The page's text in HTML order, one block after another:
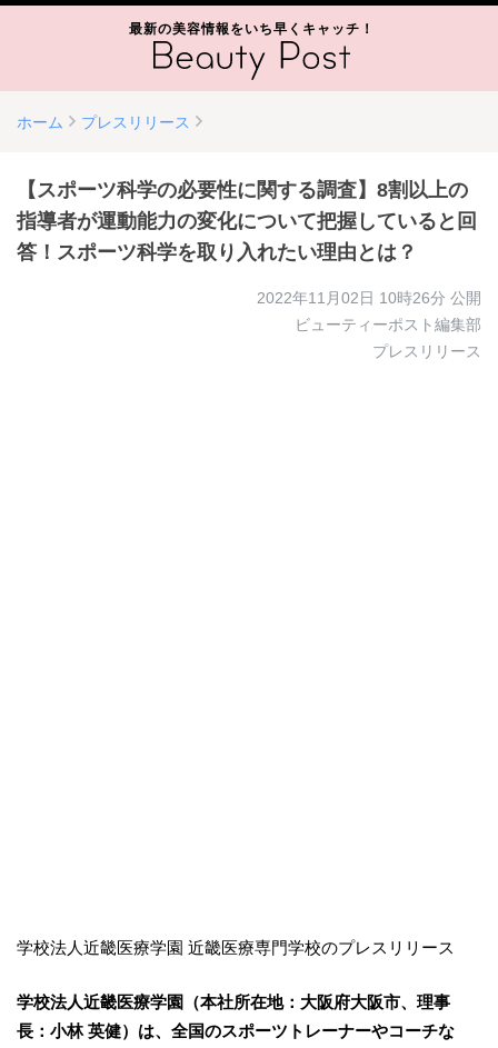
最新の美容情報をいち早くキャッチ！
ホーム プレスリリース
【スポーツ科学の必要性に関する調査】8割以上の
指導者が運動能力の変化について把握していると回
答！スポーツ科学を取り入れたい理由とは？
2022年11月02日 10時26分 公開
ビューティーポスト編集部
プレスリリース
学校法人近畿医療学園 近畿医療専門学校のプレスリリース
学校法人近畿医療学園（本社所在地：大阪府大阪市、理事
長：小林 英健）は、全国のスポーツトレーナーやコーチな